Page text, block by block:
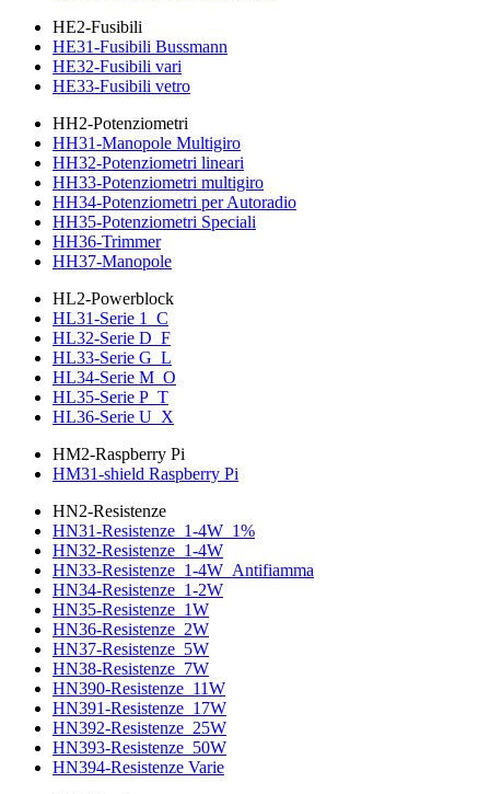
HE2-Fusibili
HE31-Fusibili Bussmann
HE32-Fusibili vari
HE33-Fusibili vetro
HH2-Potenziometri
HH31-Manopole Multigiro
HH32-Potenziometri lineari
HH33-Potenziometri multigiro
HH34-Potenziometri per Autoradio
HH35-Potenziometri Speciali
HH36-Trimmer
HH37-Manopole
HL2-Powerblock
HL31-Serie 1_C
HL32-Serie D_F
HL33-Serie G_L
HL34-Serie M_O
HL35-Serie P_T
HL36-Serie U_X
HM2-Raspberry Pi
HM31-shield Raspberry Pi
HN2-Resistenze
HN31-Resistenze_1-4W_1%
HN32-Resistenze_1-4W
HN33-Resistenze_1-4W_Antifiamma
HN34-Resistenze_1-2W
HN35-Resistenze_1W
HN36-Resistenze_2W
HN37-Resistenze_5W
HN38-Resistenze_7W
HN390-Resistenze_11W
HN391-Resistenze_17W
HN392-Resistenze_25W
HN393-Resistenze_50W
HN394-Resistenze Varie